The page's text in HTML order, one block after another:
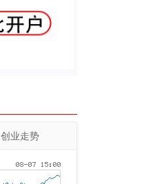
创业走势